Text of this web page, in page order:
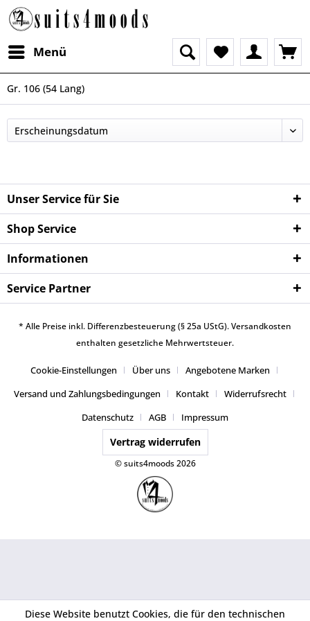
Menü
Gr. 106 (54 Lang)
Unser Service für Sie
Shop Service
Informationen
Service Partner
* Alle Preise inkl. Differenzbesteuerung (§ 25a UStG).Versandkosten
enthalten gesetzliche Mehrwertsteuer.
Cookie-Einstellungen Über uns
Angebotene Marken
Versand und Zahlungsbedingungen
Kontakt
Widerrufsrecht
Datenschutz
AGB Impressum
Vertrag widerrufen
© suits4moods 2026
Diese Website benutzt Cookies, die für den technischen